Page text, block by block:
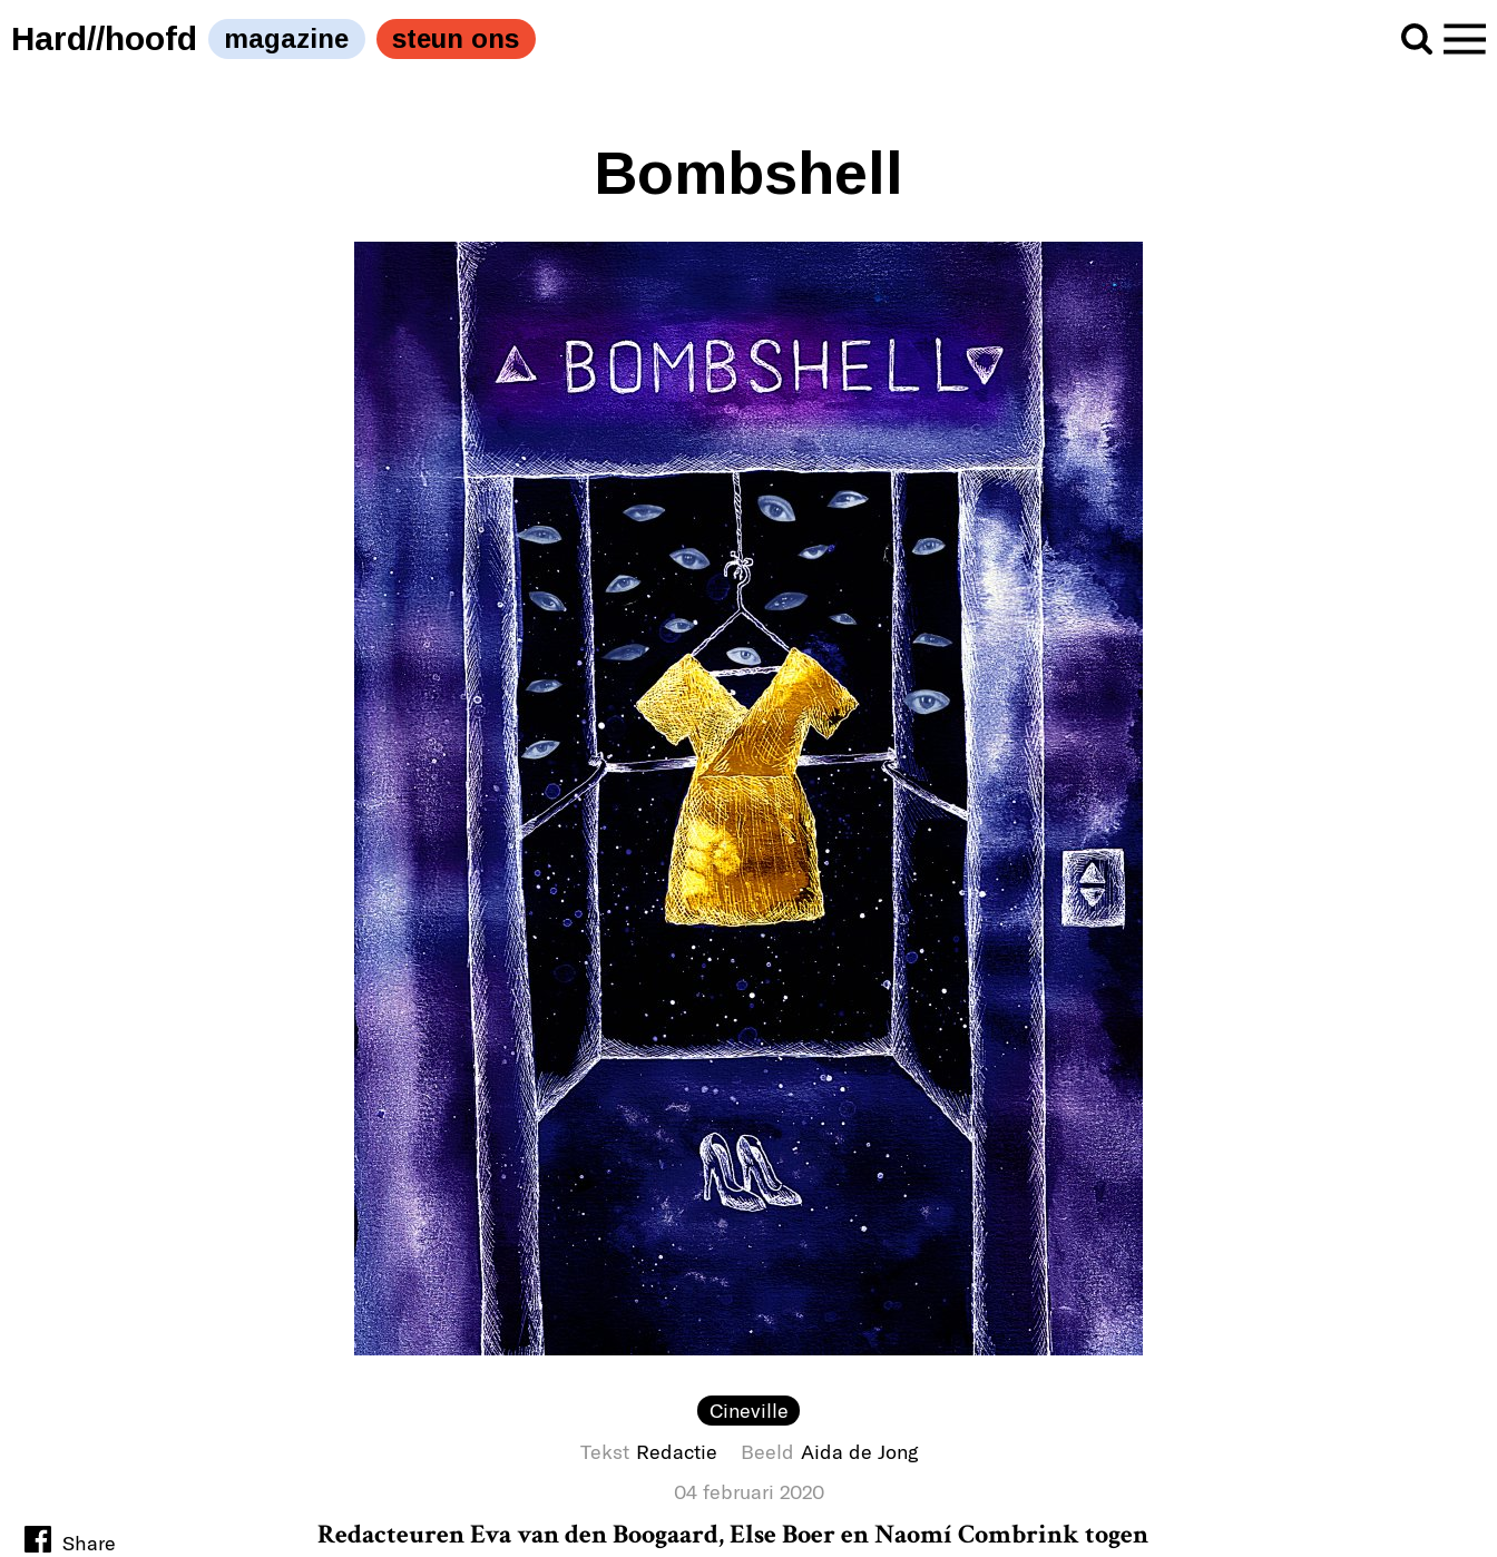
Hard//hoofd magazine steun ons
Bombshell
Cineville
Tekst Redactie Beeld Aida de Jong
04 februari 2020
Redacteuren Eva van den Boogaard, Else Boer en Naomí Combrink togen
Share